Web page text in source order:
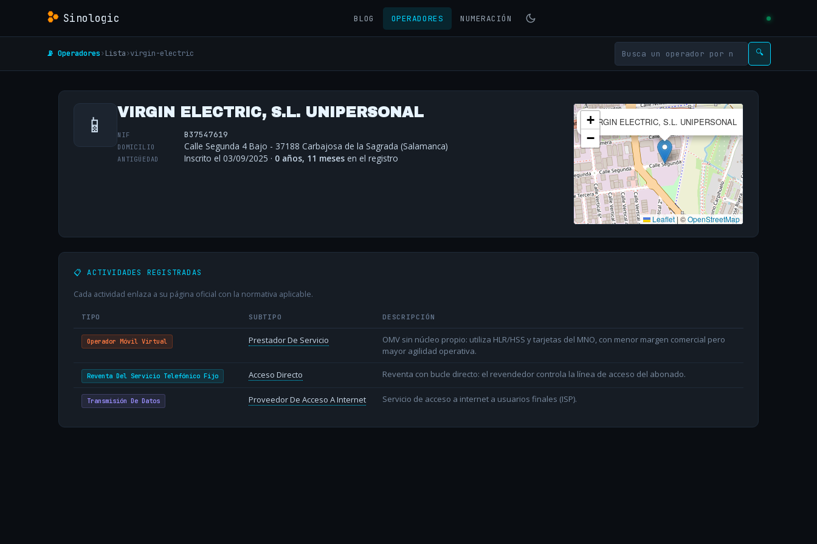
Sinologic BLOG OPERADORES NUMERACIÓN
📡 Operadores› Lista›virgin-electric 🔍
📱 VIRGIN ELECTRIC, S.L. UNIPERSONAL
NIF B37547619
DOMICILIO Calle Segunda 4 Bajo - 37188 Carbajosa de la Sagrada (Salamanca)
ANTIGÜEDAD Inscrito el 03/09/2025 · 0 años, 11 meses en el registro
VIRGIN ELECTRIC, S.L. UNIPERSONAL
+
−
Leaflet| ©OpenStreetMap
📋 ACTIVIDADES REGISTRADAS
Cada actividad enlaza a su página oficial con la normativa aplicable.
TIPO SUBTIPO DESCRIPCIÓN
Operador Móvil Virtual Prestador De Servicio
OMV sin núcleo propio: utiliza HLR/HSS y tarjetas del MNO, con menor margen comercial pero
mayor agilidad operativa.
Reventa Del Servicio Telefónico Fijo Acceso Directo Reventa con bucle directo: el revendedor controla la línea de acceso del abonado.
Transmisión De Datos Proveedor De Acceso A Internet Servicio de acceso a internet a usuarios finales (ISP).